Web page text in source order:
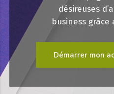
désireuses
business grâce
Démarrer mon